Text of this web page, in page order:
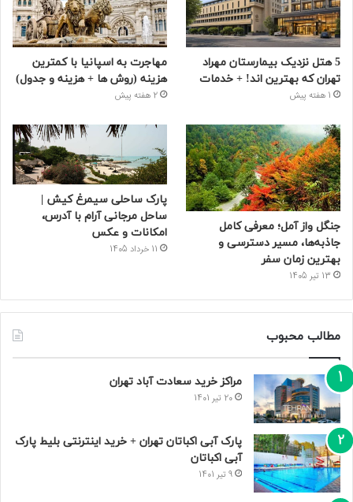
5 هتل نزدیک بیمارستان مهراد
تهران که بهترین‌ اند! + خدمات
1 هفته پیش
مهاجرت به اسپانیا با کمترین
هزینه (روش ها + هزینه و جدول)
2 هفته پیش
جنگل واز آمل؛ معرفی کامل
جاذبه‌ها، مسیر دسترسی و
بهترین زمان سفر
13 تیر 1405
پارک ساحلی سیمرغ کیش |
ساحل مرجانی آرام با آدرس،
امکانات و عکس
11 خرداد 1405
مطالب محبوب
مراکز خرید سعادت‌ آباد تهران
20 تیر 1401
پارک آبی اکباتان تهران + خرید اینترنتی بلیط پارک
آبی اکباتان
9 تیر 1401